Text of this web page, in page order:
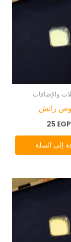
والإضافات
رانش
25 EGP
إلى السلة